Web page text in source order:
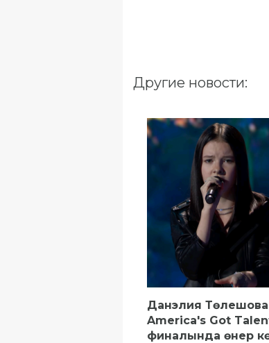
Другие новости:
Данэлия Төлешова
America's Got
финалында өнер